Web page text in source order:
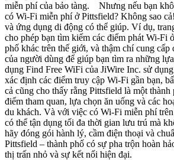
miễn phí của bảo tàng. Nhưng nếu bạn
có Wi-Fi miễn phí ở Pittsfield? Không sao
và ứng dụng di động có thể giúp. Ví dụ,
cho phép bạn tìm kiếm các điểm phát Wi-Fi
phố khác trên thế giới, và thậm chí cung cấp
của người dùng để giúp bạn tìm ra những
dụng Find Free WiFi của JiWire Inc. sử
xác định các điểm truy cập Wi-Fi gần bạn,
cả cũng cho thấy rằng Pittsfield là một
điểm tham quan, lựa chọn ăn uống và các
du khách. Và với việc có Wi-Fi miễn phí
có thể tận dụng tối đa thời gian lưu trú mà
hãy đóng gói hành lý, cầm điện thoại và
Pittsfield – thành phố có sự pha trộn hoàn
thị trấn nhỏ và sự kết nối hiện đại.